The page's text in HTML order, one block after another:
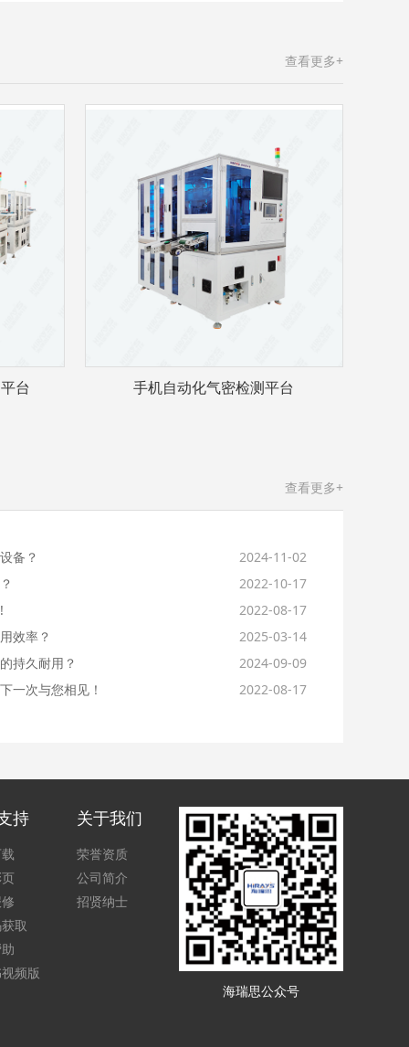
查看更多+
台 手机自动化气密检测平台
查看更多+
备？
2024-11-02
2022-10-17
2022-08-17
效率？
2025-03-14
持久耐用？
2024-09-09
一次与您相见！
2022-08-17
海瑞思公众号
持
取
频版
关于我们
荣誉资质
公司简介
招贤纳士